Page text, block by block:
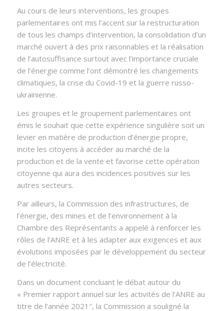
Au cours de leurs interventions, les groupes
parlementaires ont mis l’accent sur la restructuration
de tous les champs d’intervention, la consolidation d’un
marché ouvert à des prix raisonnables et la réalisation
de l’autosuffisance surtout avec l’importance cruciale
de l’énergie comme l’ont démontré les changements
climatiques, la crise du Covid-19 et la guerre russo-
ukrainienne.
Les groupes et le groupement parlementaires ont
émis le souhait que cette expérience singulière soit un
levier en matière de production d’énergie propre,
incite les citoyens à accéder au marché de la
production et de la vente et favorise cette opération
citoyenne qui aura des incidences positives sur les
autres secteurs.
Par ailleurs, la Commission des infrastructures, de
l’énergie, des mines et de l’environnement à la
Chambre des Représentants a appelé à renforcer les
rôles de l’ANRE et à les adapter aux exigences et aux
évolutions imposées par le développement du secteur
de l’électricité.
Dans un document concluant le débat autour du
« Premier rapport annuel sur les activités de l’ANRE au
titre de l’année 2021″, la Commission a souligné la